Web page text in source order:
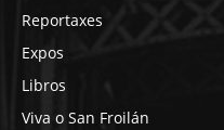
Reportaxes
Expos
Libros
Viva o San Froilán